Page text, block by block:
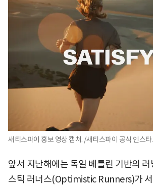
새티스파이 홍보 영상 캡처. /새티스파이 공식 인스타
앞서 지난해에는 독일 베를린 기반의 러
스틱 러너스(Optimistic Runners)가